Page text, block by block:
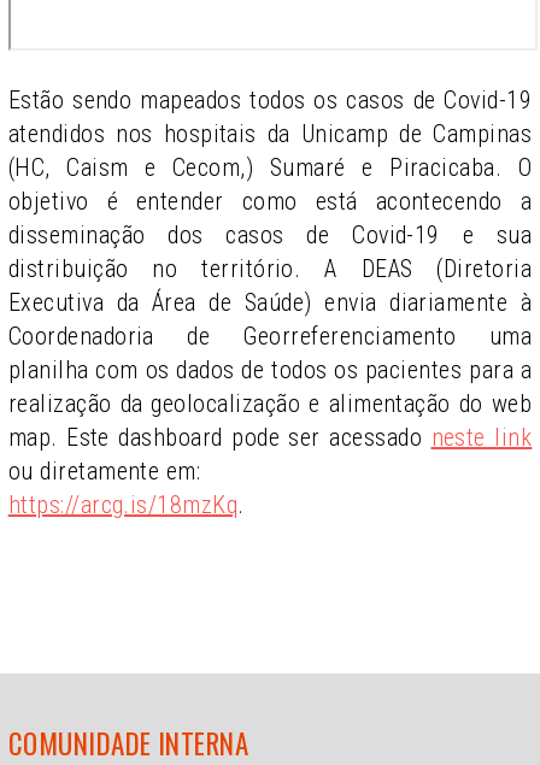
Estão sendo mapeados todos os casos de Covid-19
atendidos nos hospitais da Unicamp de Campinas
(HC, Caism e Cecom,) Sumaré e Piracicaba. O
objetivo é entender como está acontecendo a
disseminação dos casos de Covid-19 e sua
distribuição no território. A DEAS (Diretoria
Executiva da Área de Saúde) envia diariamente à
Coordenadoria de Georreferenciamento uma
planilha com os dados de todos os pacientes para a
realização da geolocalização e alimentação do web
map. Este dashboard pode ser acessado neste link
ou diretamente em:
https://arcg.is/18mzKq.
COMUNIDADE INTERNA